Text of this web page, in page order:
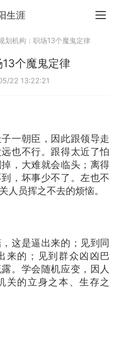
生涯
划机构：职场13个魔鬼定律
个魔鬼定律
22 13:22:21
朝臣，因此跟领导走
也不行。跟得太近了怕
，大难就会临头；离得
，坏事少不了。左也不
人员挥之不去的烦恼。
是逼出来的；见到同
来的；见到群众凶凶巴
。学会随机应变，因人
关的立身之本、生存之